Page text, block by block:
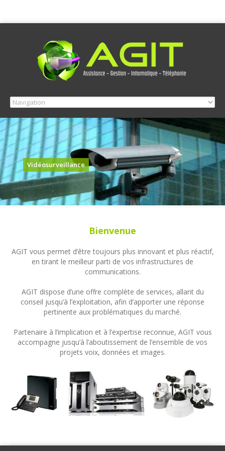
Vidéosurveillance
Bienvenue
AGIT vous permet d’être toujours plus innovant et plus réactif,
en tirant le meilleur parti de vos infrastructures de
communications.
AGIT dispose d’une offre complète de services, allant du
conseil jusqu’à l’exploitation, afin d’apporter une réponse
pertinente aux problématiques du marché.
Partenaire à l’implication et à l’expertise reconnue, AGIT vous
accompagne jusqu’à l’aboutissement de l’ensemble de vos
projets voix, données et images.